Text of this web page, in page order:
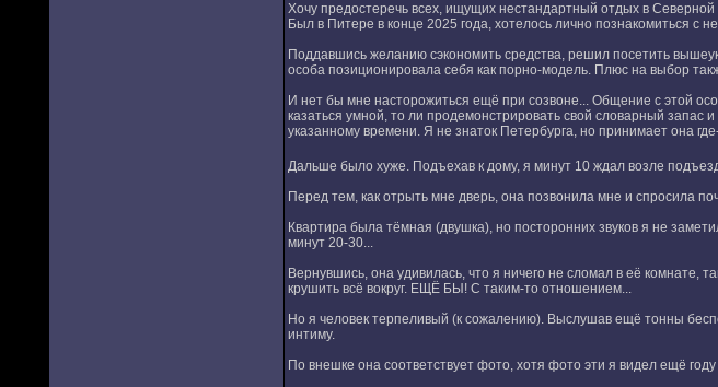
Хочу предостеречь всех, ищущих нестандартный отдых в
Был в Питере в конце 2025 года, хотелось лично познакомиться с
Поддавшись желанию сэкономить средства, решил посетить
особа позиционировала себя как порно-модель. Плюс на выбор
И нет бы мне насторожиться ещё при созвоне... Общение с этой
казаться умной, то ли продемонстрировать свой словарный запас
указанному времени. Я не знаток Петербурга, но принимает она
Дальше было хуже. Подъехав к дому, я минут 10 ждал возле
Перед тем, как отрыть мне дверь, она позвонила мне и
Квартира была тёмная (двушка), но посторонних звуков я не
минут 20-30...
Вернувшись, она удивилась, что я ничего не сломал в её комнате,
крушить всё вокруг. ЕЩЁ БЫ! С таким-то отношением...
Но я человек терпеливый (к сожалению). Выслушав ещё тонны
интиму.
По внешке она соответствует фото, хотя фото эти я видел ещё